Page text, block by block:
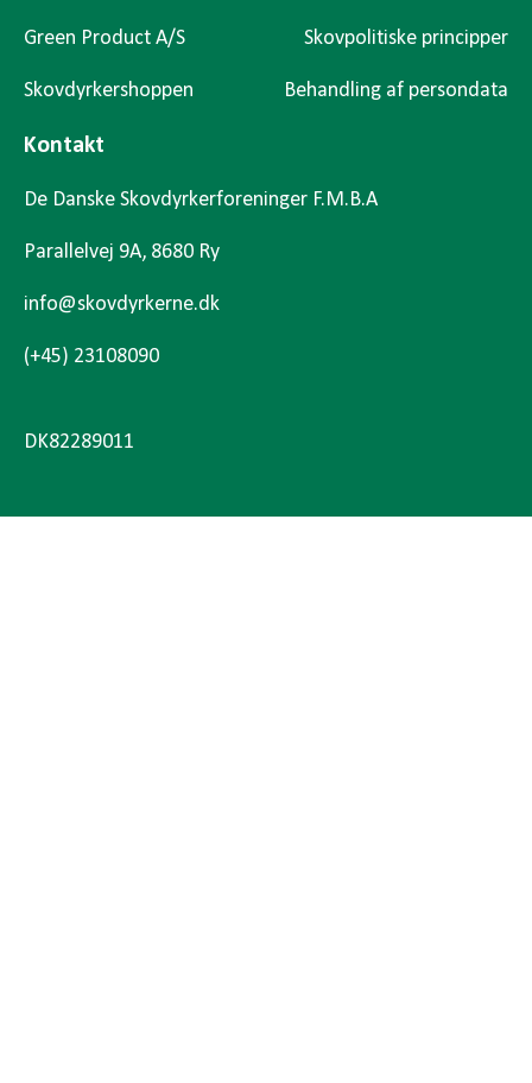
Green Product A/S
Skovdyrkershoppen
Skovpolitiske principper
Behandling af persondata
Kontakt
De Danske Skovdyrkerforeninger F.M.B.A
Parallelvej 9A, 8680 Ry
info@skovdyrkerne.dk
(+45) 23108090
DK82289011